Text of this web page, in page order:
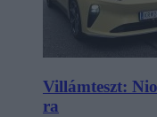
Villámteszt:
ra